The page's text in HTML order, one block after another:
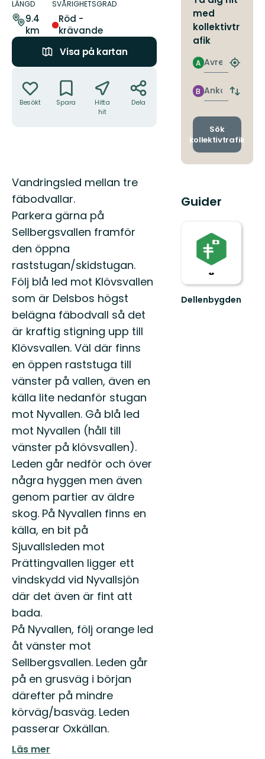
om
leden
LÄNGD
9.4
km
SVÅRIGHETSGRAD
Röd -
krävande
Visa på kartan
Besökt Spara
Hitta
hit
Dela
Beskrivning
Vandringsled mellan tre
fäbodvallar.
Parkera gärna på
Sellbergsvallen framför
den öppna
raststugan/skidstugan.
Följ blå led mot Klövsvallen
som är Delsbos högst
belägna fäbodvall så det
är kraftig stigning upp till
Klövsvallen. Väl där finns
en öppen raststuga till
vänster på vallen, även en
källa lite nedanför stugan
mot Nyvallen. Gå blå led
mot Nyvallen (håll till
vänster på klövsvallen).
Leden går nedför och över
några hyggen men även
genom partier av äldre
skog. På Nyvallen finns en
källa, en bit på
Sjuvallsleden mot
Prättingvallen ligger ett
vindskydd vid Nyvallsjön
där det även är fint att
bada.
På Nyvallen, följ orange led
åt vänster mot
Sellbergsvallen. Leden går
på en grusväg i början
därefter på mindre
körväg/basväg. Leden
passerar Oxkällan.
Läs mer
med
kollektivtr
afik
Avresa
A
Hitta
Ankomst
B
Byt
och
Sök
kollektivtrafik
Guider
Dellenbygden